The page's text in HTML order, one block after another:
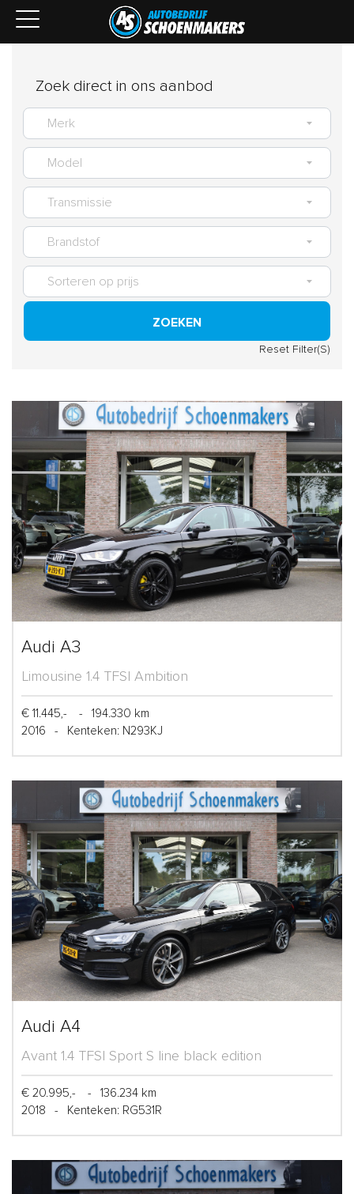
Zoek direct in ons aanbod
ZOEKEN
Reset Filter(S)
Audi A3
Limousine 1.4 TFSI Ambition
€ 11.445,- -
194.330 km
2016
- Kenteken: N293KJ
Audi A4
Avant 1.4 TFSI Sport S line black edition
€ 20.995,- -
136.234 km
2018
- Kenteken: RG531R